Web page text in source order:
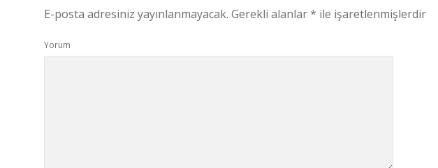
E-posta adresiniz yayınlanmayacak. Gerekli alanlar* ile işaretlenmişlerdir
Yorum